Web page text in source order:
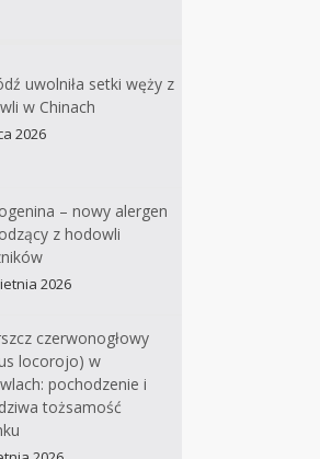
uwolniła setki węży z
w Chinach
2026
– nowy alergen
z hodowli
2026
czerwonogłowy
locorojo) w
pochodzenie i
tożsamość